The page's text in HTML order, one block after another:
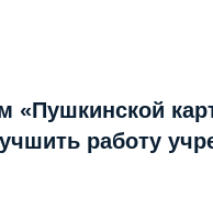
«Пушкинской
работу